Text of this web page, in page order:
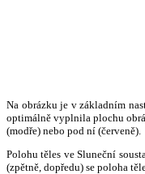
Na obrázku je v základním
optimálně vyplnila plochu
(modře) nebo pod ní (červeně).
Polohu těles ve Sluneční
(zpětně, dopředu) se poloha